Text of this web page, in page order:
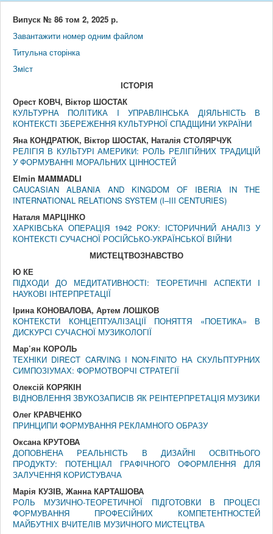
Випуск № 86 том 2, 2025 р.
Завантажити номер одним файлом
Титульна сторінка
Змiст
IСТОРIЯ
Орест КОВЧ, Віктор ШОСТАК
КУЛЬТУРНА ПОЛІТИКА І УПРАВЛІНСЬКА ДІЯЛЬНІСТЬ В
КОНТЕКСТІ ЗБЕРЕЖЕННЯ КУЛЬТУРНОЇ СПАДЩИНИ УКРАЇНИ
Яна КОНДРАТЮК, Віктор ШОСТАК, Наталія СТОЛЯРЧУК
РЕЛІГІЯ В КУЛЬТУРІ АМЕРИКИ: РОЛЬ РЕЛІГІЙНИХ ТРАДИЦІЙ
У ФОРМУВАННІ МОРАЛЬНИХ ЦІННОСТЕЙ
Elmin MAMMADLI
CAUCASIAN ALBANIA AND KINGDOM OF IBERIA IN THE
INTERNATIONAL RELATIONS SYSTEM (I–III CENTURIES)
Наталя МАРЦІНКО
ХАРКІВСЬКА ОПЕРАЦІЯ 1942 РОКУ: ІСТОРИЧНИЙ АНАЛІЗ У
КОНТЕКСТІ СУЧАСНОЇ РОСІЙСЬКО-УКРАЇНСЬКОЇ ВІЙНИ
МИСТЕЦТВОЗНАВСТВО
Ю КЕ
ПІДХОДИ ДО МЕДИТАТИВНОСТІ: ТЕОРЕТИЧНІ АСПЕКТИ І
НАУКОВІ ІНТЕРПРЕТАЦІЇ
Ірина КОНОВАЛОВА, Артем ЛОШКОВ
КОНТЕКСТИ КОНЦЕПТУАЛІЗАЦІЇ ПОНЯТТЯ «ПОЕТИКА» В
ДИСКУРСІ СУЧАСНОЇ МУЗИКОЛОГІЇ
Мар’ян КОРОЛЬ
ТЕХНІКИ DIRECT CARVING І NON-FINITO НА СКУЛЬПТУРНИХ
СИМПОЗІУМАХ: ФОРМОТВОРЧІ СТРАТЕГІЇ
Олексій КОРЯКІН
ВІДНОВЛЕННЯ ЗВУКОЗАПИСІВ ЯК РЕІНТЕРПРЕТАЦІЯ МУЗИКИ
Олег КРАВЧЕНКО
ПРИНЦИПИ ФОРМУВАННЯ РЕКЛАМНОГО ОБРАЗУ
Оксана КРУТОВА
ДОПОВНЕНА РЕАЛЬНІСТЬ В ДИЗАЙНІ ОСВІТНЬОГО
ПРОДУКТУ: ПОТЕНЦІАЛ ГРАФІЧНОГО ОФОРМЛЕННЯ ДЛЯ
ЗАЛУЧЕННЯ КОРИСТУВАЧА
Марія КУЗІВ, Жанна КАРТАШОВА
РОЛЬ МУЗИЧНО-ТЕОРЕТИЧНОЇ ПІДГОТОВКИ В ПРОЦЕСІ
ФОРМУВАННЯ ПРОФЕСІЙНИХ КОМПЕТЕНТНОСТЕЙ
МАЙБУТНІХ ВЧИТЕЛІВ МУЗИЧНОГО МИСТЕЦТВА